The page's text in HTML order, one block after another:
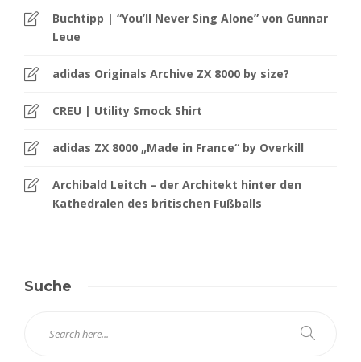
Buchtipp | “You’ll Never Sing Alone” von Gunnar
Leue
adidas Originals Archive ZX 8000 by size?
CREU | Utility Smock Shirt
adidas ZX 8000 „Made in France“ by Overkill
Archibald Leitch – der Architekt hinter den
Kathedralen des britischen Fußballs
Suche